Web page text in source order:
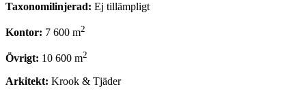
Taxonomilinjerad: Ej tillämpligt
Kontor: 7 600 m2
Övrigt: 10 600 m2
Arkitekt: Krook & Tjäder